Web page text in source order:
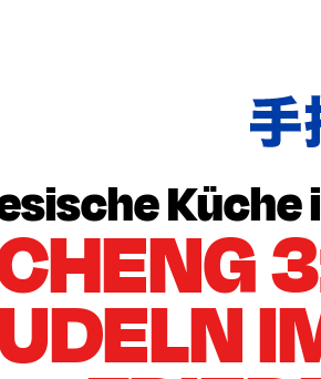
Küche